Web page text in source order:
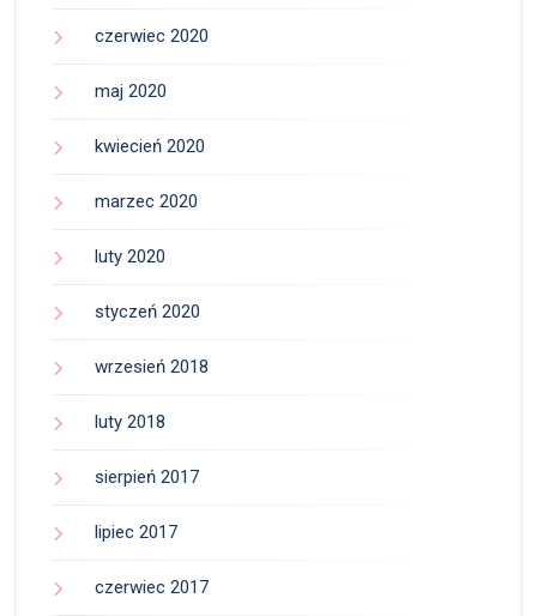
czerwiec 2020
maj 2020
kwiecień 2020
marzec 2020
luty 2020
styczeń 2020
wrzesień 2018
luty 2018
sierpień 2017
lipiec 2017
czerwiec 2017